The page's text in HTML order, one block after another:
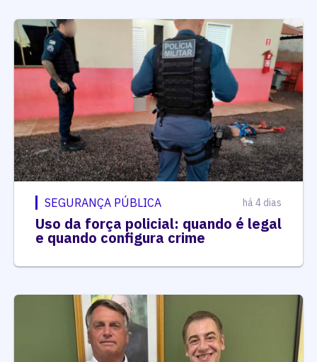
SEGURANÇA PÚBLICA há 4 dias
Uso da força policial: quando é legal
e quando configura crime